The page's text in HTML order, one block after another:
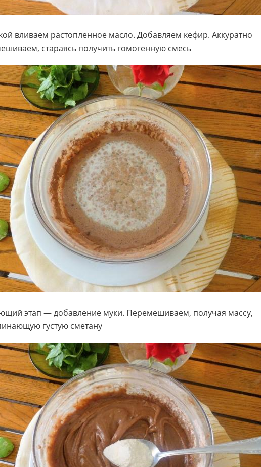
вливаем растопленное масло. Добавляем кефир. Аккуратно
стараясь получить гомогенную смесь
этап — добавление муки. Перемешиваем, получая массу,
густую сметану